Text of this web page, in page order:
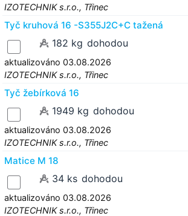
IZOTECHNIK s.r.o., Třinec
Tyč kruhová 16 -S355J2C+C tažená
182 kg dohodou
aktualizováno 03.08.2026
IZOTECHNIK s.r.o., Třinec
Tyč žebírková 16
1949 kg dohodou
aktualizováno 03.08.2026
IZOTECHNIK s.r.o., Třinec
Matice M 18
34 ks dohodou
aktualizováno 03.08.2026
IZOTECHNIK s.r.o., Třinec